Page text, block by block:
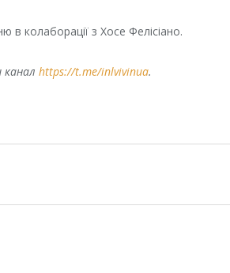
в колаборації з Хосе Фелісіано.
каналhttps://t.me/inlvivinua.